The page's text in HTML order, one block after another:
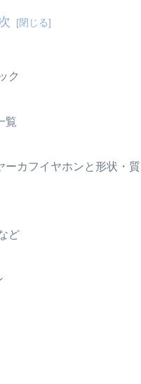
ク
覧
カフイヤホンと形状・
ど